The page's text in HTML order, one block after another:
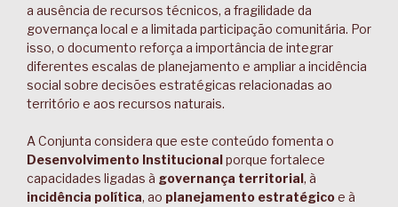
a ausência de recursos técnicos, a fragilidade da
governança local e a limitada participação comunitária. Por
isso, o documento reforça a importância de integrar
diferentes escalas de planejamento e ampliar a incidência
social sobre decisões estratégicas relacionadas ao
território e aos recursos naturais.
A Conjunta considera que este conteúdo fomenta o
Desenvolvimento Institucionalporque fortalece
capacidades ligadas à governança territorial, à
incidência política, ao planejamento estratégicoe à